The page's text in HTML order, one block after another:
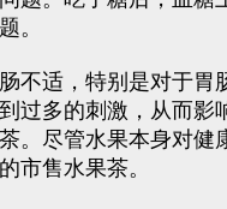
。
不适，特别是对于胃
过多的刺激，从而影
。尽管水果本身对健
市售水果茶。